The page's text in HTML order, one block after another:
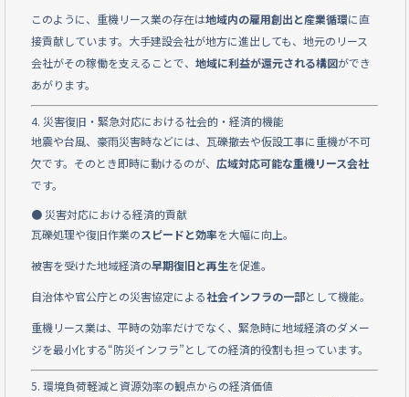
このように、重機リース業の存在は地域内の雇用創出と産業循環に直
接貢献しています。大手建設会社が地方に進出しても、地元のリース
会社がその稼働を支えることで、 地域に利益が還元される構図ができ
あがります。
4. 災害復旧・緊急対応における社会的・経済的機能
地震や台風、豪雨災害時などには、瓦礫撤去や仮設工事に重機が不可
欠です。そのとき即時に動けるのが、 広域対応可能な重機リース会社
です。
● 災害対応における経済的貢献
瓦礫処理や復旧作業のスピードと効率を大幅に向上。
被害を受けた地域経済の早期復旧と再生を促進。
自治体や官公庁との災害協定による社会インフラの一部として機能。
重機リース業は、平時の効率だけでなく、緊急時に地域経済のダメー
ジを最小化する“防災インフラ”としての経済的役割も担っています。
5. 環境負荷軽減と資源効率の観点からの経済価値